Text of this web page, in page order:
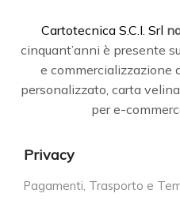
Cartotecnica S.C.I. Srl
cinquant’anni è presente
e commercializzazione
personalizzato, carta
per e-
Privacy
Pagamenti, Trasporto e